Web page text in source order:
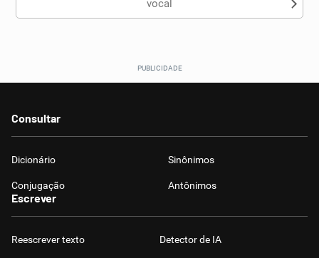
vocal
Consultar
Dicionário Sinônimos
Conjugação Antônimos
Escrever
Reescrever texto Detector de IA